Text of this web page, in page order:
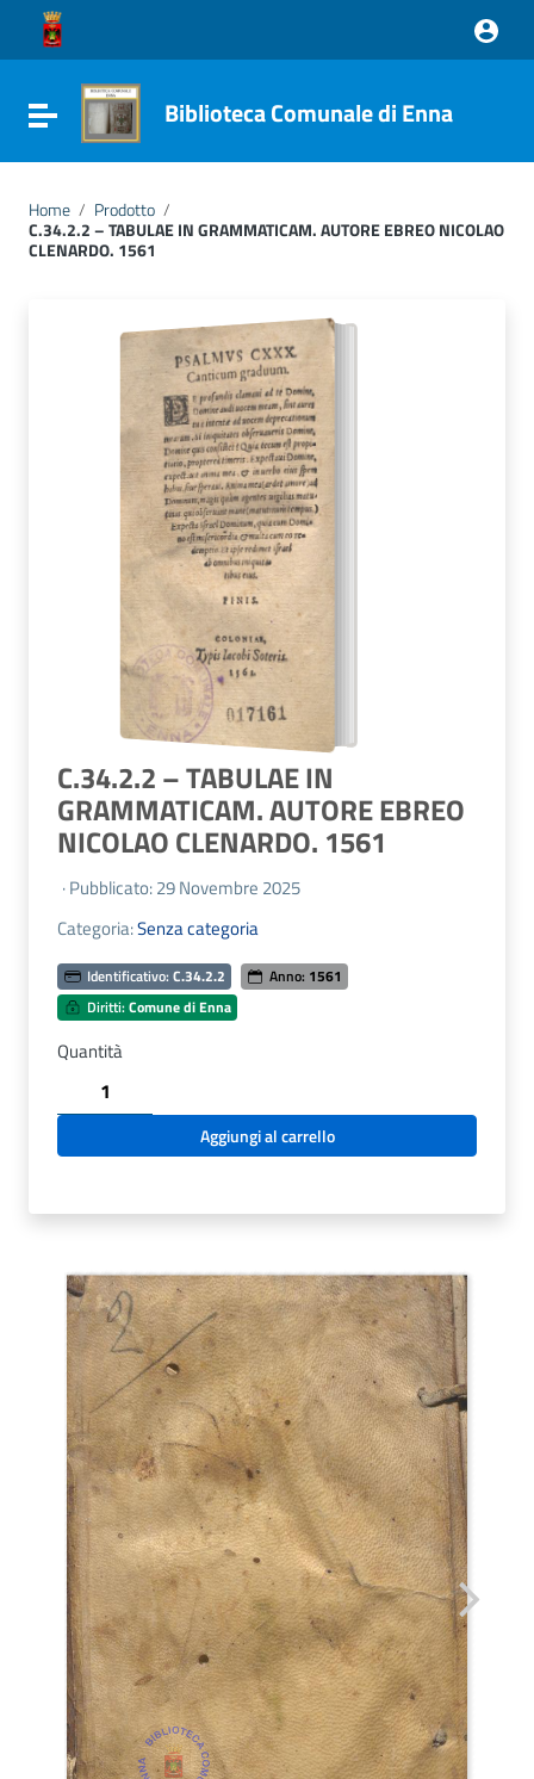
Vai ai contenuti
Vai al menu di navigazione
Vai al footer
Attiva / disattiva la navigazione
Biblioteca Comunale di Enna
Home / Prodotto /
C.34.2.2 – TABULAE IN GRAMMATICAM. AUTORE EBREO NICOLAO
CLENARDO. 1561
C.34.2.2 – TABULAE IN
GRAMMATICAM. AUTORE EBREO
NICOLAO CLENARDO. 1561
· Pubblicato: 29 Novembre 2025
Categoria:Senza categoria
Identificativo: C.34.2.2 Anno: 1561
Diritti:Comune di Enna
Quantità
TABULAE
IN
EBREO
1561
quantità
Aggiungi al carrello